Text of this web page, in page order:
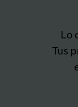
Lo
Tus